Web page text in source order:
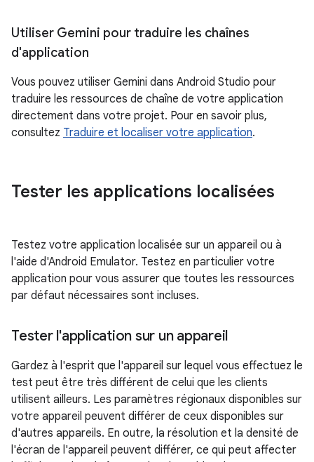
Utiliser Gemini pour traduire les chaînes
d'application
Vous pouvez utiliser Gemini dans Android Studio pour
traduire les ressources de chaîne de votre application
directement dans votre projet. Pour en savoir plus,
consultez Traduire et localiser votre application.
Tester les applications localisées
Testez votre application localisée sur un appareil ou à
l'aide d'Android Emulator. Testez en particulier votre
application pour vous assurer que toutes les ressources
par défaut nécessaires sont incluses.
Tester l'application sur un appareil
Gardez à l'esprit que l'appareil sur lequel vous effectuez le
test peut être très différent de celui que les clients
utilisent ailleurs. Les paramètres régionaux disponibles sur
votre appareil peuvent différer de ceux disponibles sur
d'autres appareils. En outre, la résolution et la densité de
l'écran de l'appareil peuvent différer, ce qui peut affecter